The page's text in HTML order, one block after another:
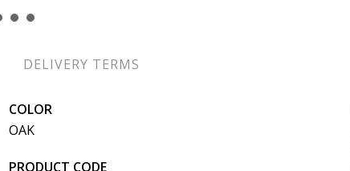
DELIVERY TERMS
COLOR
OAK
PRODUCT CODE